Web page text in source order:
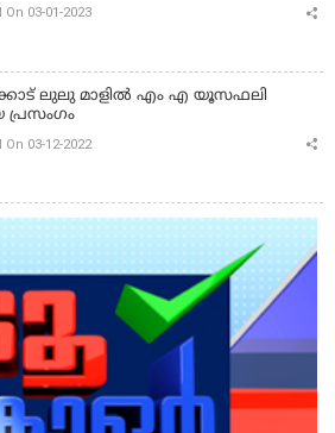
On 03-01-2023
മാളിൽ എം എ യൂസഫലി
പ്രസംഗം
On 03-12-2022